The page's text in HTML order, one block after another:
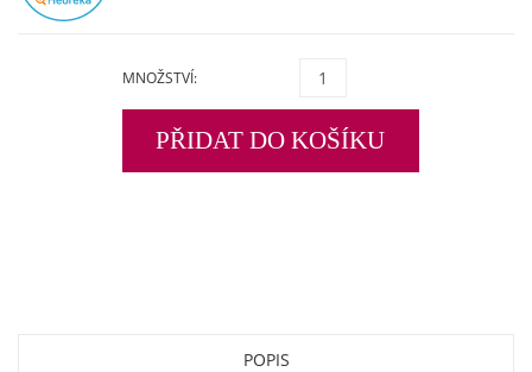
MNOŽSTVÍ:
PŘIDAT DO KOŠÍKU
POPIS